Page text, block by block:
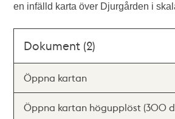
en infälld karta över Djurgården i
Dokument (2)
Öppna kartan
Öppna kartan högupplöst (300